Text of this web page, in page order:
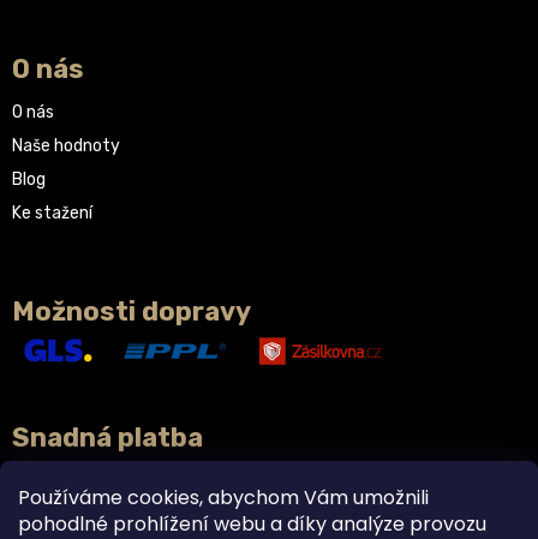
Používáme cookies, abychom Vám umožnili
pohodlné prohlížení webu a díky analýze provozu
O nás
O nás
Naše hodnoty
Blog
Ke stažení
Možnosti dopravy
Snadná platba